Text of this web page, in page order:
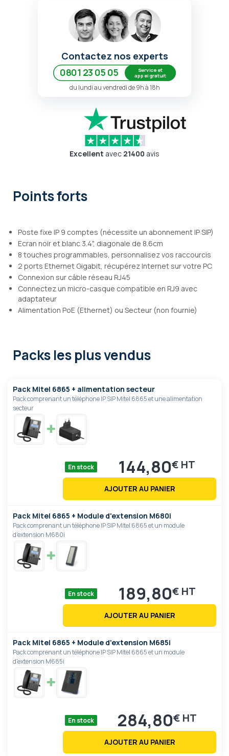
Contactez nos experts
0801 23 05 05
Service et
appel gratuit
du lundi au vendredi de 9h à 18h
Excellent avec 21400 avis
Points forts
Poste fixe IP 9 comptes (nécessite un abonnement IP SIP)
Ecran noir et blanc 3.4", diagonale de 8.6cm
8 touches programmables, personnalisez vos raccourcis
2 ports Ethernet Gigabit, récupérez Internet sur votre PC
Connexion sur câble réseau RJ45
Connectez un micro-casque compatible en RJ9 avec
adaptateur
Alimentation PoE (Ethernet) ou Secteur (non fournie)
Packs les plus vendus
Pack Mitel 6865 + alimentation secteur
Pack comprenant un téléphone IP SIP Mitel 6865 et une alimentation
secteur
En stock 144,80€
AJOUTER AU PANIER
Pack Mitel 6865 + Module d'extension M680i
Pack comprenant un téléphone IP SIP Mitel 6865 et un module
d'extension M680i
En stock 189,80€
AJOUTER AU PANIER
Pack Mitel 6865 + Module d'extension M685i
Pack comprenant un téléphone IP SIP Mitel 6865 et un module
d'extension M685i
En stock 284,80€
AJOUTER AU PANIER